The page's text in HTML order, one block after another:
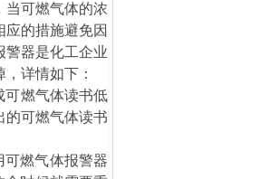
可燃气体的浓
的措施避免因
警器是化工企业
详情如下：
可燃气体读书低
的可燃气体读书
可燃气体报警器